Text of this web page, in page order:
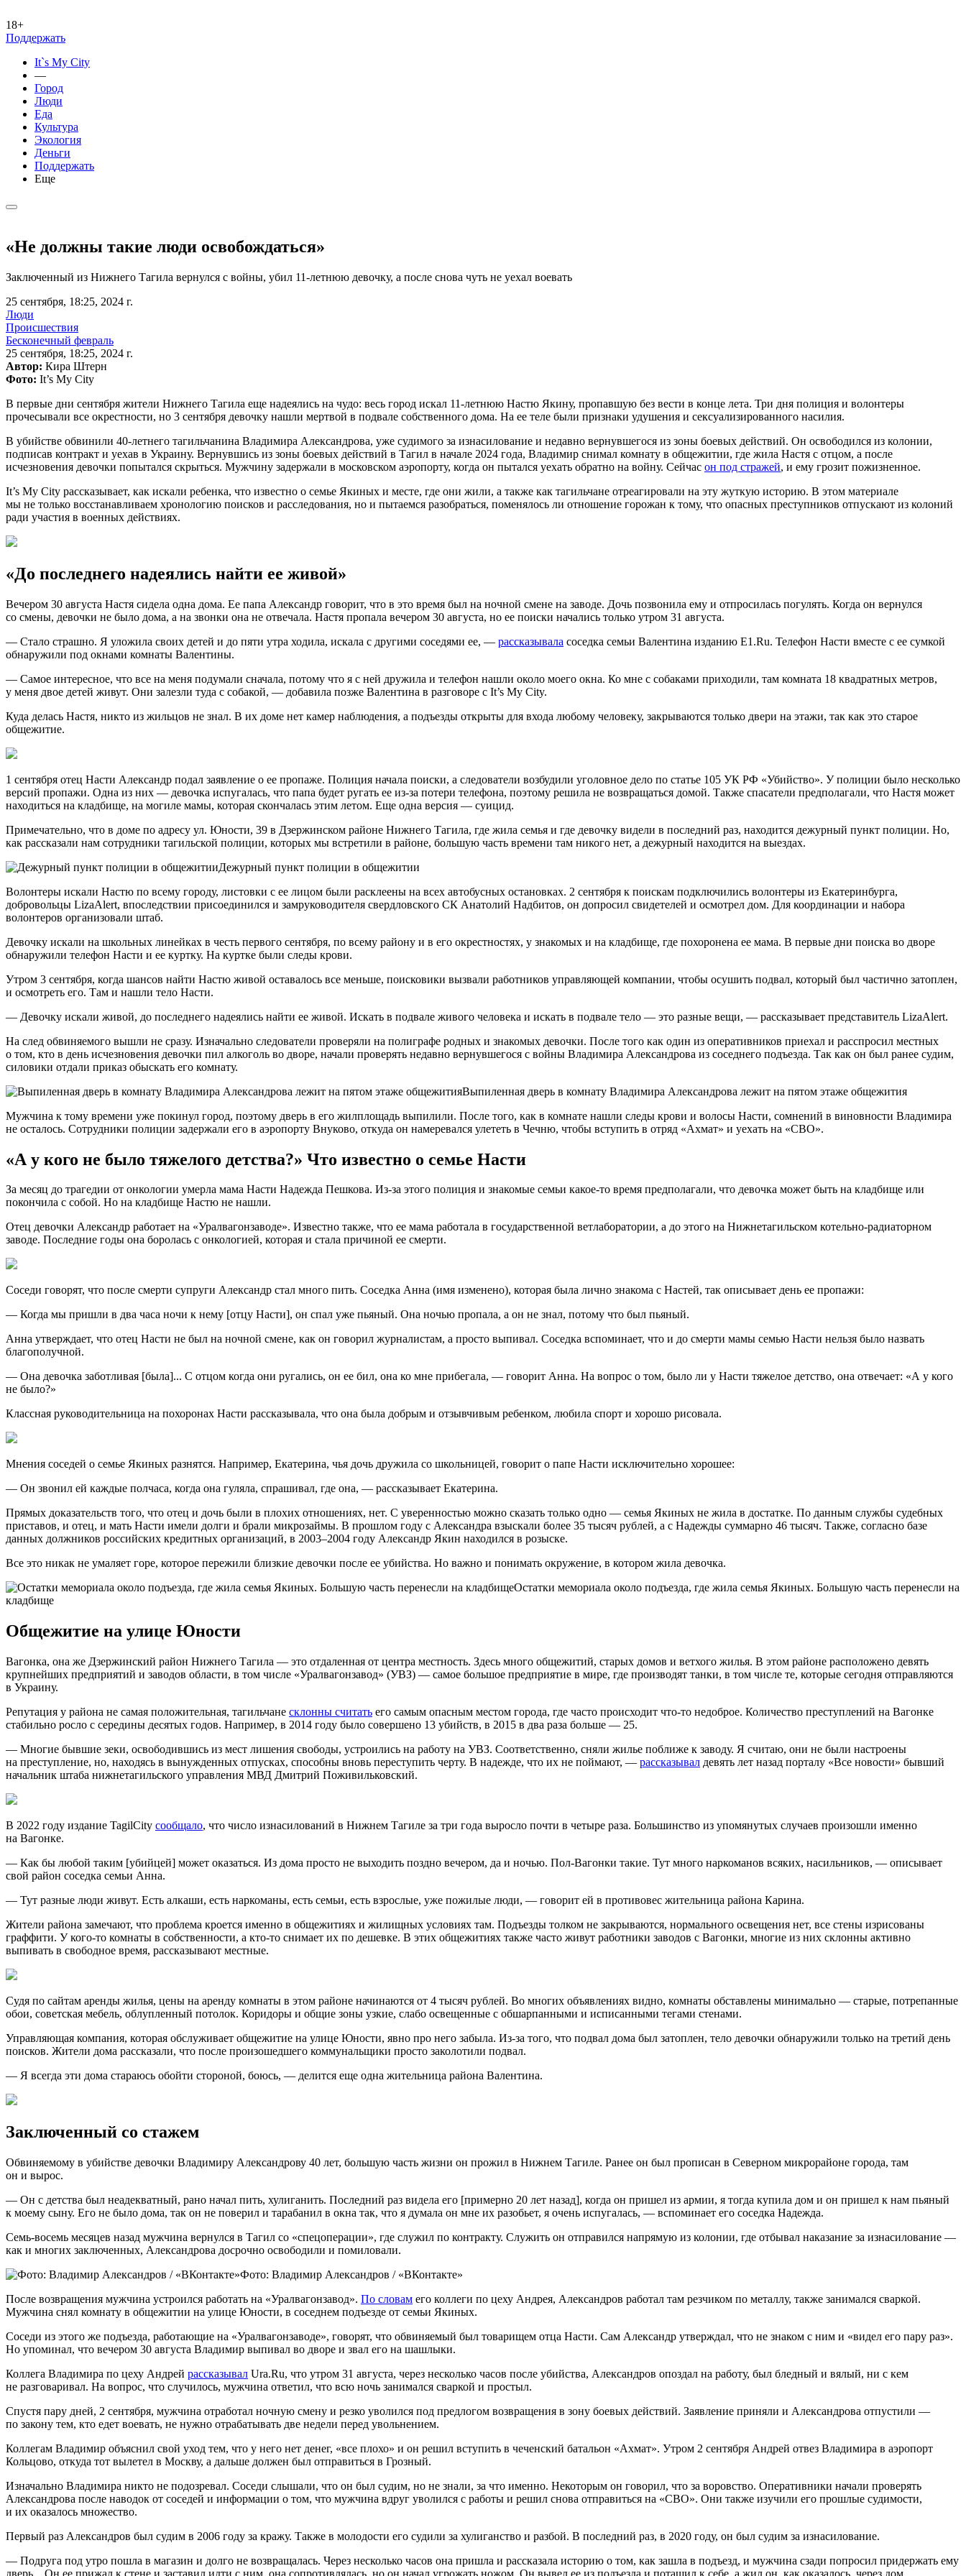
18+
Поддержать
It`s My City
—
Город
Люди
Еда
Культура
Экология
Деньги
Поддержать
Еще
«Не должны такие люди освобождаться»
Заключенный из Нижнего Тагила вернулся с войны, убил 11-летнюю девочку, а после снова чуть не уехал воевать
25 сентября, 18:25, 2024 г.
Люди
Происшествия
Бесконечный февраль
25 сентября, 18:25, 2024 г.
Автор: Кира Штерн
Фото: It’s My City
В первые дни сентября жители Нижнего Тагила еще надеялись на чудо: весь город искал 11-летнюю Настю Якину, пропавшую без вести в конце лета. Три дня полиция и волонтеры
прочесывали все окрестности, но 3 сентября девочку нашли мертвой в подвале собственного дома. На ее теле были признаки удушения и сексуализированного насилия.
В убийстве обвинили 40-летнего тагильчанина Владимира Александрова, уже судимого за изнасилование и недавно вернувшегося из зоны боевых действий. Он освободился из колонии,
подписав контракт и уехав в Украину. Вернувшись из зоны боевых действий в Тагил в начале 2024 года, Владимир снимал комнату в общежитии, где жила Настя с отцом, а после
исчезновения девочки попытался скрыться. Мужчину задержали в московском аэропорту, когда он пытался уехать обратно на войну. Сейчас он под стражей, и ему грозит пожизненное.
It’s My City рассказывает, как искали ребенка, что известно о семье Якиных и месте, где они жили, а также как тагильчане отреагировали на эту жуткую историю. В этом материале
мы не только восстанавливаем хронологию поисков и расследования, но и пытаемся разобраться, поменялось ли отношение горожан к тому, что опасных преступников отпускают из колоний
ради участия в военных действиях.
«До последнего надеялись найти ее живой»
Вечером 30 августа Настя сидела одна дома. Ее папа Александр говорит, что в это время был на ночной смене на заводе. Дочь позвонила ему и отпросилась погулять. Когда он вернулся
со смены, девочки не было дома, а на звонки она не отвечала. Настя пропала вечером 30 августа, но ее поиски начались только утром 31 августа.
— Стало страшно. Я уложила своих детей и до пяти утра ходила, искала с другими соседями ее, — рассказывала соседка семьи Валентина изданию Е1.Ru. Телефон Насти вместе с ее сумкой
обнаружили под окнами комнаты Валентины.
— Самое интересное, что все на меня подумали сначала, потому что я с ней дружила и телефон нашли около моего окна. Ко мне с собаками приходили, там комната 18 квадратных метров,
у меня двое детей живут. Они залезли туда с собакой, — добавила позже Валентина в разговоре с It’s My City.
Куда делась Настя, никто из жильцов не знал. В их доме нет камер наблюдения, а подъезды открыты для входа любому человеку, закрываются только двери на этажи, так как это старое
общежитие.
1 сентября отец Насти Александр подал заявление о ее пропаже. Полиция начала поиски, а следователи возбудили уголовное дело по статье 105 УК РФ «Убийство». У полиции было несколько
версий пропажи. Одна из них — девочка испугалась, что папа будет ругать ее из-за потери телефона, поэтому решила не возвращаться домой. Также спасатели предполагали, что Настя может
находиться на кладбище, на могиле мамы, которая скончалась этим летом. Еще одна версия — суицид.
Примечательно, что в доме по адресу ул. Юности, 39 в Дзержинском районе Нижнего Тагила, где жила семья и где девочку видели в последний раз, находится дежурный пункт полиции. Но,
как рассказали нам сотрудники тагильской полиции, которых мы встретили в районе, большую часть времени там никого нет, а дежурный находится на выездах.
Дежурный пункт полиции в общежитии
Волонтеры искали Настю по всему городу, листовки с ее лицом были расклеены на всех автобусных остановках. 2 сентября к поискам подключились волонтеры из Екатеринбурга,
добровольцы LizaAlert, впоследствии присоединился и замруководителя свердловского СК Анатолий Надбитов, он допросил свидетелей и осмотрел дом. Для координации и набора
волонтеров организовали штаб.
Девочку искали на школьных линейках в честь первого сентября, по всему району и в его окрестностях, у знакомых и на кладбище, где похоронена ее мама. В первые дни поиска во дворе
обнаружили телефон Насти и ее куртку. На куртке были следы крови.
Утром 3 сентября, когда шансов найти Настю живой оставалось все меньше, поисковики вызвали работников управляющей компании, чтобы осушить подвал, который был частично затоплен,
и осмотреть его. Там и нашли тело Насти.
— Девочку искали живой, до последнего надеялись найти ее живой. Искать в подвале живого человека и искать в подвале тело — это разные вещи, — рассказывает представитель LizaAlert.
На след обвиняемого вышли не сразу. Изначально следователи проверяли на полиграфе родных и знакомых девочки. После того как один из оперативников приехал и расспросил местных
о том, кто в день исчезновения девочки пил алкоголь во дворе, начали проверять недавно вернувшегося с войны Владимира Александрова из соседнего подъезда. Так как он был ранее судим,
силовики отдали приказ обыскать его комнату.
Выпиленная дверь в комнату Владимира Александрова лежит на пятом этаже общежития
Мужчина к тому времени уже покинул город, поэтому дверь в его жилплощадь выпилили. После того, как в комнате нашли следы крови и волосы Насти, сомнений в виновности Владимира
не осталось. Сотрудники полиции задержали его в аэропорту Внуково, откуда он намеревался улететь в Чечню, чтобы вступить в отряд «Ахмат» и уехать на «СВО».
«А у кого не было тяжелого детства?» Что известно о семье Насти
За месяц до трагедии от онкологии умерла мама Насти Надежда Пешкова. Из-за этого полиция и знакомые семьи какое-то время предполагали, что девочка может быть на кладбище или
покончила с собой. Но на кладбище Настю не нашли.
Отец девочки Александр работает на «Уралвагонзаводе». Известно также, что ее мама работала в государственной ветлаборатории, а до этого на Нижнетагильском котельно-радиаторном
заводе. Последние годы она боролась с онкологией, которая и стала причиной ее смерти.
Соседи говорят, что после смерти супруги Александр стал много пить. Соседка Анна (имя изменено), которая была лично знакома с Настей, так описывает день ее пропажи:
— Когда мы пришли в два часа ночи к нему [отцу Насти], он спал уже пьяный. Она ночью пропала, а он не знал, потому что был пьяный.
Анна утверждает, что отец Насти не был на ночной смене, как он говорил журналистам, а просто выпивал. Соседка вспоминает, что и до смерти мамы семью Насти нельзя было назвать
благополучной.
— Она девочка заботливая [была]... С отцом когда они ругались, он ее бил, она ко мне прибегала, — говорит Анна. На вопрос о том, было ли у Насти тяжелое детство, она отвечает: «А у кого
не было?»
Классная руководительница на похоронах Насти рассказывала, что она была добрым и отзывчивым ребенком, любила спорт и хорошо рисовала.
Мнения соседей о семье Якиных разнятся. Например, Екатерина, чья дочь дружила со школьницей, говорит о папе Насти исключительно хорошее:
— Он звонил ей каждые полчаса, когда она гуляла, спрашивал, где она, — рассказывает Екатерина.
Прямых доказательств того, что отец и дочь были в плохих отношениях, нет. С уверенностью можно сказать только одно — семья Якиных не жила в достатке. По данным службы судебных
приставов, и отец, и мать Насти имели долги и брали микрозаймы. В прошлом году с Александра взыскали более 35 тысяч рублей, а с Надежды суммарно 46 тысяч. Также, согласно базе
данных должников российских кредитных организаций, в 2003–2004 году Александр Якин находился в розыске.
Все это никак не умаляет горе, которое пережили близкие девочки после ее убийства. Но важно и понимать окружение, в котором жила девочка.
Остатки мемориала около подъезда, где жила семья Якиных. Большую часть перенесли на
кладбище
Общежитие на улице Юности
Вагонка, она же Дзержинский район Нижнего Тагила — это отдаленная от центра местность. Здесь много общежитий, старых домов и ветхого жилья. В этом районе расположено девять
крупнейших предприятий и заводов области, в том числе «Уралвагонзавод» (УВЗ) — самое большое предприятие в мире, где производят танки, в том числе те, которые сегодня отправляются
в Украину.
Репутация у района не самая положительная, тагильчане склонны считать его самым опасным местом города, где часто происходит что-то недоброе. Количество преступлений на Вагонке
стабильно росло с середины десятых годов. Например, в 2014 году было совершено 13 убийств, в 2015 в два раза больше — 25.
— Многие бывшие зеки, освободившись из мест лишения свободы, устроились на работу на УВЗ. Соответственно, сняли жилье поближе к заводу. Я считаю, они не были настроены
на преступление, но, находясь в вынужденных отпусках, способны вновь переступить черту. В надежде, что их не поймают, — рассказывал девять лет назад порталу «Все новости» бывший
начальник штаба нижнетагильского управления МВД Дмитрий Поживильковский.
В 2022 году издание TagilCity сообщало, что число изнасилований в Нижнем Тагиле за три года выросло почти в четыре раза. Большинство из упомянутых случаев произошли именно
на Вагонке.
— Как бы любой таким [убийцей] может оказаться. Из дома просто не выходить поздно вечером, да и ночью. Пол-Вагонки такие. Тут много наркоманов всяких, насильников, — описывает
свой район соседка семьи Анна.
— Тут разные люди живут. Есть алкаши, есть наркоманы, есть семьи, есть взрослые, уже пожилые люди, — говорит ей в противовес жительница района Карина.
Жители района замечают, что проблема кроется именно в общежитиях и жилищных условиях там. Подъезды толком не закрываются, нормального освещения нет, все стены изрисованы
граффити. У кого-то комнаты в собственности, а кто-то снимает их по дешевке. В этих общежитиях также часто живут работники заводов с Вагонки, многие из них склонны активно
выпивать в свободное время, рассказывают местные.
Судя по сайтам аренды жилья, цены на аренду комнаты в этом районе начинаются от 4 тысяч рублей. Во многих объявлениях видно, комнаты обставлены минимально — старые, потрепанные
обои, советская мебель, облупленный потолок. Коридоры и общие зоны узкие, слабо освещенные с обшарпанными и исписанными тегами стенами.
Управляющая компания, которая обслуживает общежитие на улице Юности, явно про него забыла. Из-за того, что подвал дома был затоплен, тело девочки обнаружили только на третий день
поисков. Жители дома рассказали, что после произошедшего коммунальщики просто заколотили подвал.
— Я всегда эти дома стараюсь обойти стороной, боюсь, — делится еще одна жительница района Валентина.
Заключенный со стажем
Обвиняемому в убийстве девочки Владимиру Александрову 40 лет, большую часть жизни он прожил в Нижнем Тагиле. Ранее он был прописан в Северном микрорайоне города, там
он и вырос.
— Он с детства был неадекватный, рано начал пить, хулиганить. Последний раз видела его [примерно 20 лет назад], когда он пришел из армии, я тогда купила дом и он пришел к нам пьяный
к моему сыну. Его не было дома, так он не поверил и тарабанил в окна так, что я думала он мне их разобьет, я очень испугалась, — вспоминает его соседка Надежда.
Семь-восемь месяцев назад мужчина вернулся в Тагил со «спецоперации», где служил по контракту. Служить он отправился напрямую из колонии, где отбывал наказание за изнасилование —
как и многих заключенных, Александрова досрочно освободили и помиловали.
Фото: Владимир Александров / «ВКонтакте»
После возвращения мужчина устроился работать на «Уралвагонзавод». По словам его коллеги по цеху Андрея, Александров работал там резчиком по металлу, также занимался сваркой.
Мужчина снял комнату в общежитии на улице Юности, в соседнем подъезде от семьи Якиных.
Соседи из этого же подъезда, работающие на «Уралвагонзаводе», говорят, что обвиняемый был товарищем отца Насти. Сам Александр утверждал, что не знаком с ним и «видел его пару раз».
Но упоминал, что вечером 30 августа Владимир выпивал во дворе и звал его на шашлыки.
Коллега Владимира по цеху Андрей рассказывал Ura.Ru, что утром 31 августа, через несколько часов после убийства, Александров опоздал на работу, был бледный и вялый, ни с кем
не разговаривал. На вопрос, что случилось, мужчина ответил, что всю ночь занимался сваркой и простыл.
Спустя пару дней, 2 сентября, мужчина отработал ночную смену и резко уволился под предлогом возвращения в зону боевых действий. Заявление приняли и Александрова отпустили —
по закону тем, кто едет воевать, не нужно отрабатывать две недели перед увольнением.
Коллегам Владимир объяснил свой уход тем, что у него нет денег, «все плохо» и он решил вступить в чеченский батальон «Ахмат». Утром 2 сентября Андрей отвез Владимира в аэропорт
Кольцово, откуда тот вылетел в Москву, а дальше должен был отправиться в Грозный.
Изначально Владимира никто не подозревал. Соседи слышали, что он был судим, но не знали, за что именно. Некоторым он говорил, что за воровство. Оперативники начали проверять
Александрова после наводок от соседей и информации о том, что мужчина вдруг уволился с работы и решил снова отправиться на «СВО». Они также изучили его прошлые судимости,
и их оказалось множество.
Первый раз Александров был судим в 2006 году за кражу. Также в молодости его судили за хулиганство и разбой. В последний раз, в 2020 году, он был судим за изнасилование.
— Подруга под утро пошла в магазин и долго не возвращалась. Через несколько часов она пришла и рассказала историю о том, как зашла в подъезд, и мужчина сзади попросил придержать ему
дверь... Он ее прижал к стене и заставил идти с ним, она сопротивлялась, но он начал угрожать ножом. Он вывел ее из подъезда и потащил к себе, а жил он, как оказалось, через дом.